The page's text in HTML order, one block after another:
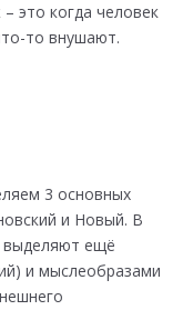
это когда человек
то внушают.
3 основных
и Новый. В
выделяют ещё
и мыслеобразами